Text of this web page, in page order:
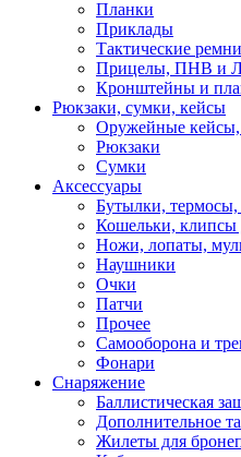
Планки
Приклады
Тактические ремни
Прицелы, ПНВ и
Кронштейны и
Рюкзаки, сумки, кейсы
Оружейные
Рюкзаки
Сумки
Аксессуары
Бутылки, термосы,
Кошельки, клипсы
Ножи, лопаты,
Наушники
Очки
Патчи
Прочее
Самооборона и
Фонари
Снаряжение
Баллистическая
Дополнительное
Жилеты для